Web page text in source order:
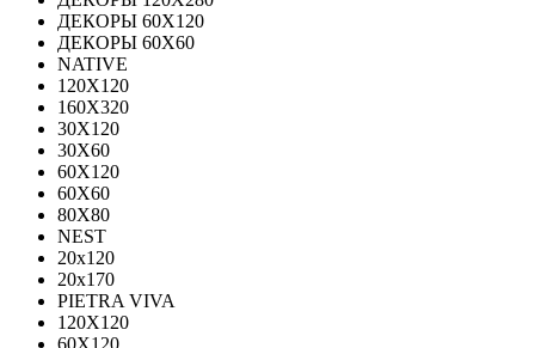
ДЕКОРЫ 60Х120
ДЕКОРЫ 60Х60
NATIVE
120Х120
160Х320
30X120
30X60
60X120
60X60
80Х80
NEST
20x120
20x170
PIETRA VIVA
120X120
60Х120